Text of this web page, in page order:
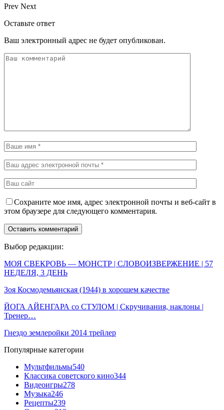
Prev Next
Оставьте ответ
Ваш электронный адрес не будет опубликован.
Сохраните мое имя, адрес электронной почты и веб-сайт в
этом браузере для следующего комментария.
Выбор редакции:
МОЯ СВЕКРОВЬ — МОНСТР | СЛОВОИЗВЕРЖЕНИЕ | 57
НЕДЕЛЯ, 3 ДЕНЬ
Зоя Космодемьянская (1944) в хорошем качестве
ЙОГА АЙЕНГАРА со СТУЛОМ | Скручивания, наклоны |
Тренер…
Гнездо землеройки 2014 трейлер
Популярные категории
Мультфильмы540
Классика советского кино344
Видеоигры278
Музыка246
Рецепты239